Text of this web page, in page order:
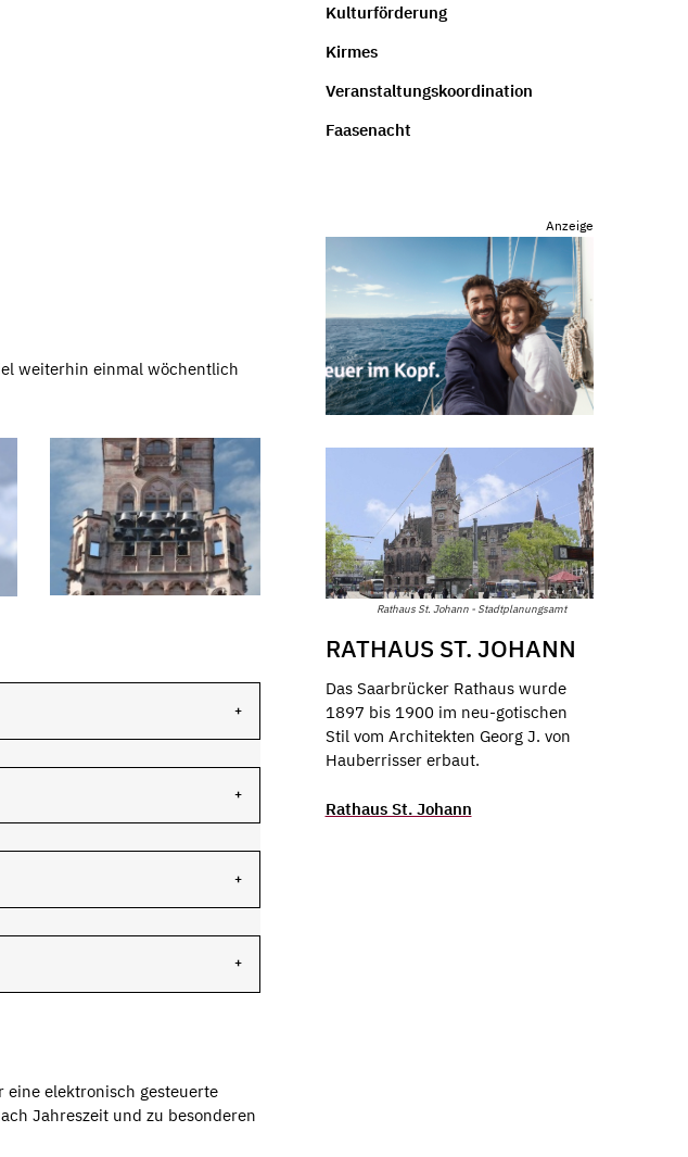
weiterhin einmal wöchentlich
eine elektronisch gesteuerte
Jahreszeit und zu besonderen
Kulturförderung
Kirmes
Veranstaltungskoordination
Faasenacht
Anzeige
Rathaus St. Johann - Stadtplanungsamt
RATHAUS ST. JOHANN
Das Saarbrücker Rathaus wurde
1897 bis 1900 im neu-gotischen
Stil vom Architekten Georg J. von
Hauberrisser erbaut.
Rathaus St. Johann